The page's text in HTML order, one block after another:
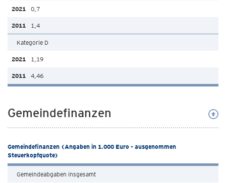
0,7
1,4
Kategorie D
1,19
4,46
Gemeindefinanzen
Gemeindefinanzen (Angaben in 1.000 Euro - ausgenommen
Steuerkopfquote)
Gemeindeabgaben insgesamt